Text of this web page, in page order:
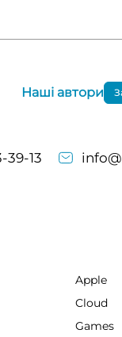
39-13
Наші автори
Apple
Cloud
Games